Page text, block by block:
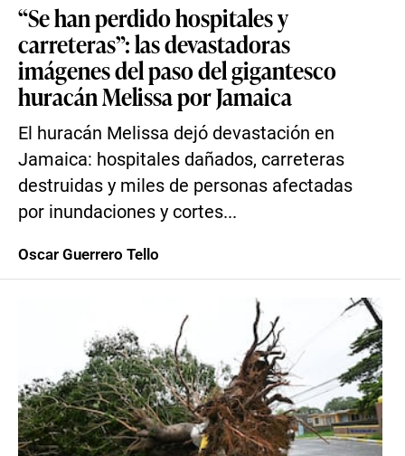
“Se han perdido hospitales y
carreteras”: las devastadoras
imágenes del paso del gigantesco
huracán Melissa por Jamaica
El huracán Melissa dejó devastación en
Jamaica: hospitales dañados, carreteras
destruidas y miles de personas afectadas
por inundaciones y cortes...
Oscar Guerrero Tello